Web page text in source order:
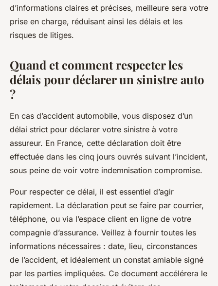
d’informations claires et précises, meilleure sera votre
prise en charge, réduisant ainsi les délais et les
risques de litiges.
Quand et comment respecter les
délais pour déclarer un sinistre auto
?
En cas d’accident automobile, vous disposez d’un
délai strict pour déclarer votre sinistre à votre
assureur. En France, cette déclaration doit être
effectuée dans les cinq jours ouvrés suivant l’incident,
sous peine de voir votre indemnisation compromise.
Pour respecter ce délai, il est essentiel d’agir
rapidement. La déclaration peut se faire par courrier,
téléphone, ou via l’espace client en ligne de votre
compagnie d’assurance. Veillez à fournir toutes les
informations nécessaires : date, lieu, circonstances
de l’accident, et idéalement un constat amiable signé
par les parties impliquées. Ce document accélérera le